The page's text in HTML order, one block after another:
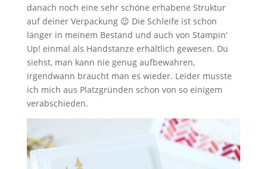
danach noch eine sehr schöne erhabene Struktur
auf deiner Verpackung 😉 Die Schleife ist schon
länger in meinem Bestand und auch von Stampin‘
Up! einmal als Handstanze erhältlich gewesen. Du
siehst, man kann nie genug aufbewahren,
irgendwann braucht man es wieder. Leider musste
ich mich aus Platzgründen schon von so einigem
verabschieden.